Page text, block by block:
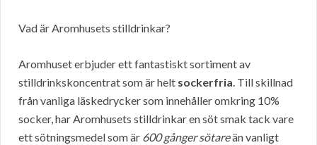
Vad är Aromhusets stilldrinkar?
Aromhuset erbjuder ett fantastiskt sortiment av
stilldrinkskoncentrat som är helt sockerfria. Till skillnad
från vanliga läskedrycker som innehåller omkring 10%
socker, har Aromhusets stilldrinkar en söt smak tack vare
ett sötningsmedel som är 600 gånger sötareän vanligt